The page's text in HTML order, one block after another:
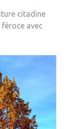
citadine
féroce avec